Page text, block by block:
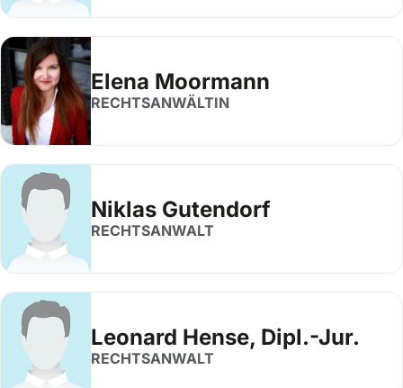
Elena Moormann
RECHTSANWÄLTIN
Niklas Gutendorf
RECHTSANWALT
Leonard Hense, Dipl.-Jur.
RECHTSANWALT